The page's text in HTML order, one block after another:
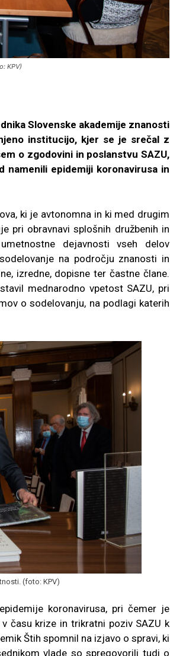
KPV)
Slovenske akademije znanosti
institucijo, kjer se je srečal z
o zgodovini in poslanstvu SAZU,
namenili epidemiji koronavirusa in
ki je avtonomna in ki med drugim
pri obravnavi splošnih družbenih in
dejavnosti vseh delov
na področju znanosti in
izredne, dopisne ter častne člane.
mednarodno vpetost SAZU, pri
o sodelovanju, na podlagi katerih
(foto: KPV)
koronavirusa, pri čemer je
času krize in trikratni poziv SAZU k
Štih spomnil na izjavo o spravi, ki
vlade so spregovorili tudi o